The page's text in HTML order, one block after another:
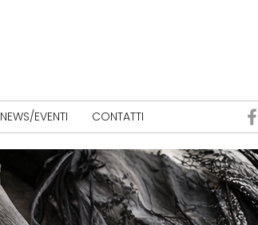
NEWS/EVENTI CONTATTI